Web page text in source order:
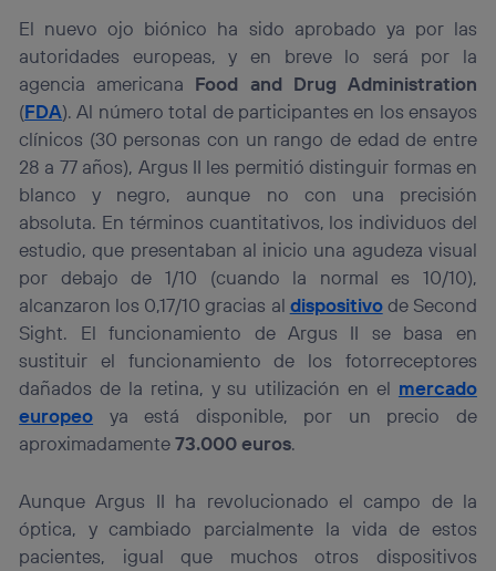
El nuevo ojo biónico ha sido aprobado ya por las
autoridades europeas, y en breve lo será por la
agencia americana Food and Drug Administration
(FDA). Al número total de participantes en los ensayos
clínicos (30 personas con un rango de edad de entre
28 a 77 años), Argus II les permitió distinguir formas en
blanco y negro, aunque no con una precisión
absoluta. En términos cuantitativos, los individuos del
estudio, que presentaban al inicio una agudeza visual
por debajo de 1/10 (cuando la normal es 10/10),
alcanzaron los 0,17/10 gracias al dispositivode Second
Sight. El funcionamiento de Argus II se basa en
sustituir el funcionamiento de los fotorreceptores
dañados de la retina, y su utilización en el mercado
europeo ya está disponible, por un precio de
aproximadamente73.000 euros.
Aunque Argus II ha revolucionado el campo de la
óptica, y cambiado parcialmente la vida de estos
pacientes, igual que muchos otros dispositivos